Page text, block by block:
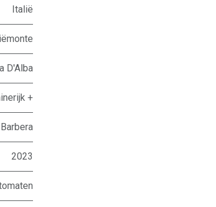
Italië
D'Alba
+
Barbera
2023